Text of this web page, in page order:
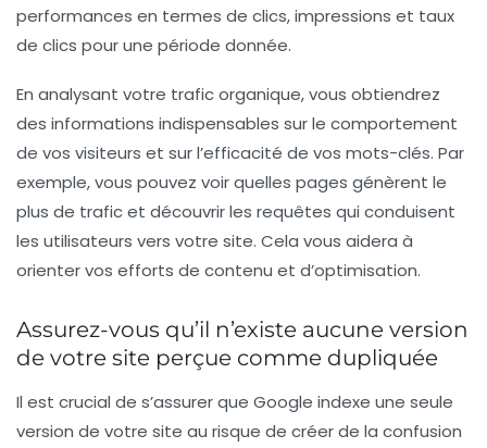
performances en termes de clics, impressions et taux
de clics pour une période donnée.
En analysant votre trafic organique, vous obtiendrez
des informations indispensables sur le comportement
de vos visiteurs et sur l’efficacité de vos mots-clés. Par
exemple, vous pouvez voir quelles pages génèrent le
plus de trafic et découvrir les requêtes qui conduisent
les utilisateurs vers votre site. Cela vous aidera à
orienter vos efforts de contenu et d’optimisation.
Assurez-vous qu’il n’existe aucune version
de votre site perçue comme dupliquée
Il est crucial de s’assurer que Google indexe une seule
version de votre site au risque de créer de la confusion